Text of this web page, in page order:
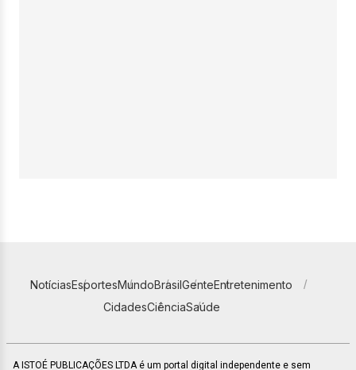
NotíciasEsportesMundoBrasilGenteEntretenimento
CidadesCiênciaSaúde
A ISTOÉ PUBLICAÇÕES LTDA é um portal digital independente e sem